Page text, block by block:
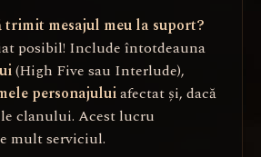
trimit mesajul meu la suport?
posibil! Include întotdeauna
(High Five sau Interlude),
personajuluiafectat și, dacă
clanului. Acest lucru
mult serviciul.